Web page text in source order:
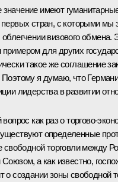
имеют
стран, с которыми мы
визового обмена.
для других
такое же соглашение
я думаю, что
лидерства в развитии
как раз о торгово-
определенные
свободной торговли между
а как известно,
о создании зоны свободной